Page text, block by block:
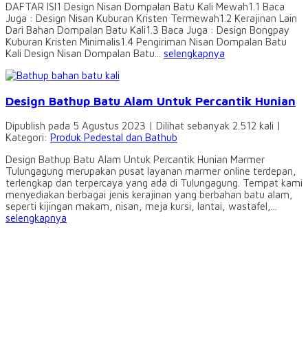
DAFTAR ISI1 Design Nisan Dompalan Batu Kali Mewah1.1 Baca
Juga : Design Nisan Kuburan Kristen Termewah1.2 Kerajinan Lain
Dari Bahan Dompalan Batu Kali1.3 Baca Juga : Design Bongpay
Kuburan Kristen Minimalis1.4 Pengiriman Nisan Dompalan Batu
Kali Design Nisan Dompalan Batu... selengkapnya
Design Bathup Batu Alam Untuk Percantik Hunian
Dipublish pada 5 Agustus 2023 | Dilihat sebanyak 2.512 kali |
Kategori: Produk Pedestal dan Bathub
Design Bathup Batu Alam Untuk Percantik Hunian Marmer
Tulungagung merupakan pusat layanan marmer online terdepan,
terlengkap dan terpercaya yang ada di Tulungagung. Tempat kami
menyediakan berbagai jenis kerajinan yang berbahan batu alam,
seperti kijingan makam, nisan, meja kursi, lantai, wastafel,...
selengkapnya